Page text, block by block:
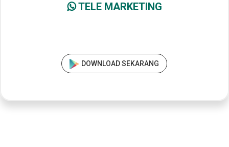
TELE MARKETING
DOWNLOAD SEKARANG